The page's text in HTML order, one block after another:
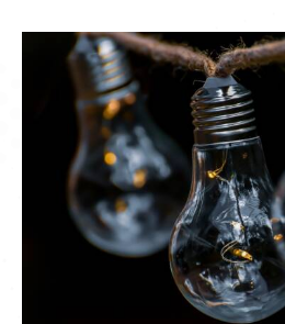
CATEGORIE SINDACALI
SERVIZI
GIOVEDÌ GASTRONOMICI
COMUNICATI E NEWS
CONTATTI